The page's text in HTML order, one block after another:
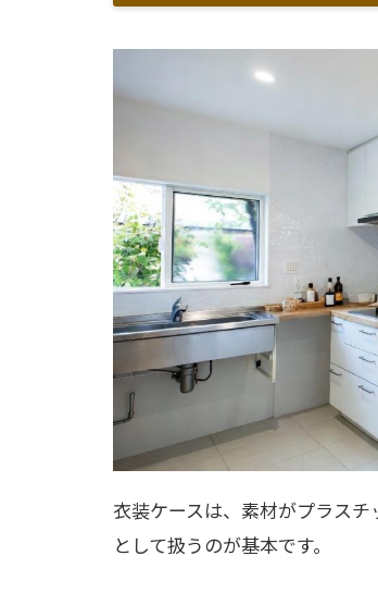
衣装ケースは、素材がプラス
として扱うのが基本です。